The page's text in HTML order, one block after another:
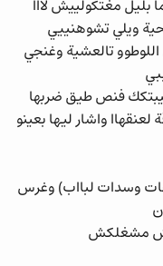
مغتكولييش لااا
ويلي تشوهنييي
تالعشية وغنجي
فنص طيق ضربها
واشار ليها بعينو
وسدات لبااب) وغرس
مشغلكش